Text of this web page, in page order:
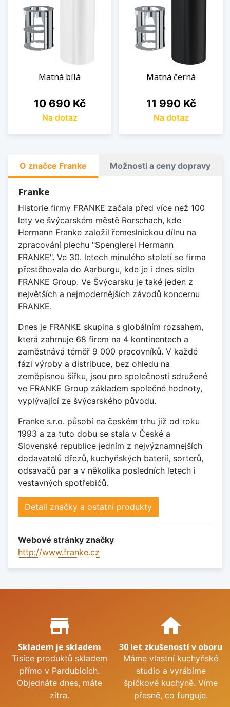
Matná bílá
Cena
10 690 Kč
Na dotaz
Matná černá
Cena
11 990 Kč
Na dotaz
O značce Franke Možnosti a ceny dopravy
Franke
Historie firmy FRANKE začala před více než 100
lety ve švýcarském městě Rorschach, kde
Hermann Franke založil řemeslnickou dílnu na
zpracování plechu "Spenglerei Hermann
FRANKE". Ve 30. letech minulého století se firma
přestěhovala do Aarburgu, kde je i dnes sídlo
FRANKE Group. Ve Švýcarsku je také jeden z
největších a nejmodernějších závodů koncernu
FRANKE.
Dnes je FRANKE skupina s globálním rozsahem,
která zahrnuje 68 firem na 4 kontinentech a
zaměstnává téměř 9 000 pracovníků. V každé
fázi výroby a distribuce, bez ohledu na
zeměpisnou šířku, jsou pro společnosti sdružené
ve FRANKE Group základem společné hodnoty,
vyplývající ze švýcarského původu.
Franke s.r.o. působí na českém trhu již od roku
1993 a za tuto dobu se stala v České a
Slovenské republice jedním z nejvýznamnejších
dodavatelů dřezů, kuchyňských baterií, sorterů,
odsavačů par a v několika posledních letech i
vestavných spotřebičů.
Detail značky a ostatní produkty
Webové stránky značky
http://www.franke.cz
Proč nakupovat u nás?
store_mall_directory
Skladem je skladem
Tisíce produktů skladem
přímo v Pardubicích.
Objednáte dnes, máte
zítra.
home
30 let zkušeností v oboru
Máme vlastní kuchyňské
studio a vyrábíme
špičkové kuchyně. Víme
přesně, co funguje.